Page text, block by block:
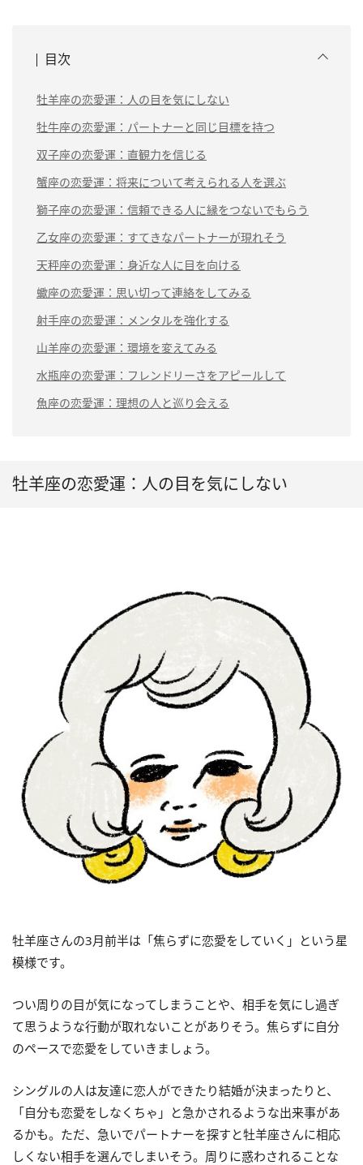
目次
牡羊座の恋愛運：人の目を気にしない
牡牛座の恋愛運：パートナーと同じ目標を持つ
双子座の恋愛運：直観力を信じる
蟹座の恋愛運：将来について考えられる人を選ぶ
獅子座の恋愛運：信頼できる人に縁をつないでもらう
乙女座の恋愛運：すてきなパートナーが現れそう
天秤座の恋愛運：身近な人に目を向ける
蠍座の恋愛運：思い切って連絡をしてみる
射手座の恋愛運：メンタルを強化する
山羊座の恋愛運：環境を変えてみる
水瓶座の恋愛運：フレンドリーさをアピールして
魚座の恋愛運：理想の人と巡り会える
牡羊座の恋愛運：人の目を気にしない
牡羊座さんの3月前半は「焦らずに恋愛をしていく」という星
模様です。
つい周りの目が気になってしまうことや、相手を気にし過ぎ
て思うような行動が取れないことがありそう。焦らずに自分
のペースで恋愛をしていきましょう。
シングルの人は友達に恋人ができたり結婚が決まったりと、
「自分も恋愛をしなくちゃ」と急かされるような出来事があ
るかも。ただ、急いでパートナーを探すと牡羊座さんに相応
しくない相手を選んでしまいそう。周りに惑わされることな